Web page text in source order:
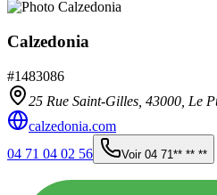
Calzedonia
#1483086
25 Rue Saint-Gilles, 43000 Le
calzedonia.com
04 71 04 02 56
Voir 04 71** ** **